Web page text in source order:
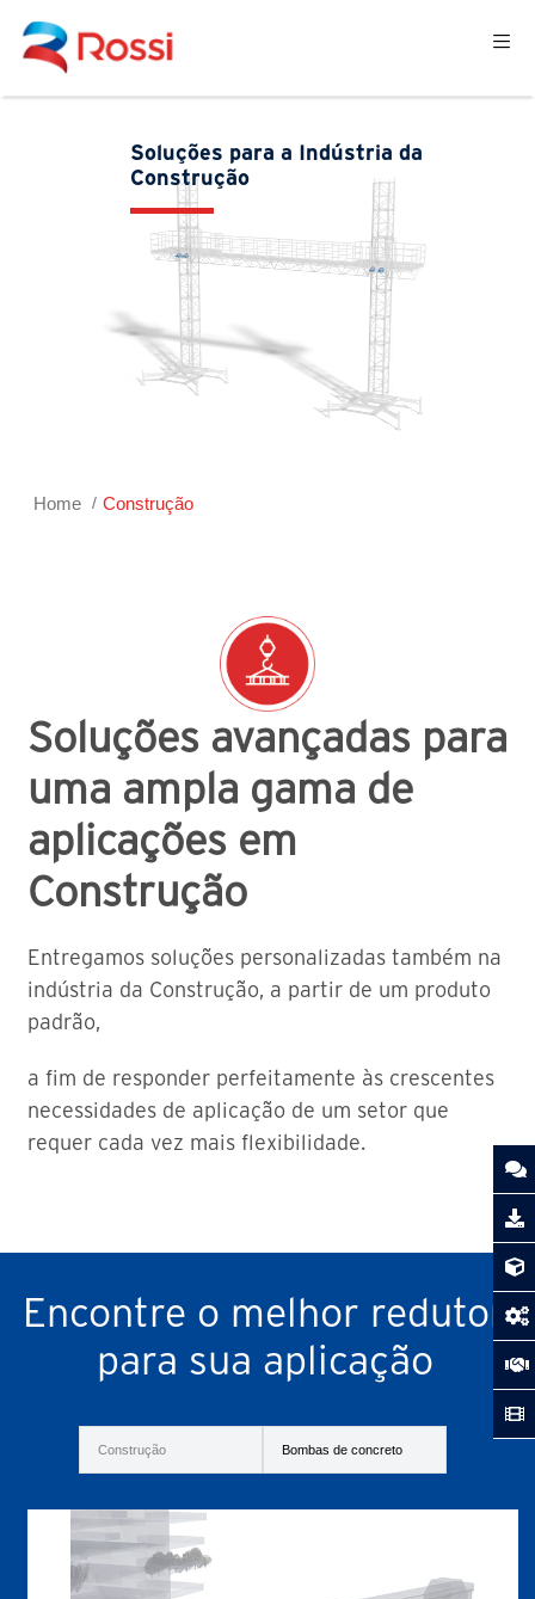
Soluções para a Indústria da
Construção
Home Construção
Soluções avançadas para
uma ampla gama de
aplicações em
Construção
Entregamos soluções personalizadas também na
indústria da Construção, a partir de um produto
padrão,
a fim de responder perfeitamente às crescentes
necessidades de aplicação de um setor que
requer cada vez mais flexibilidade.
Encontre o melhor redutor
para sua aplicação